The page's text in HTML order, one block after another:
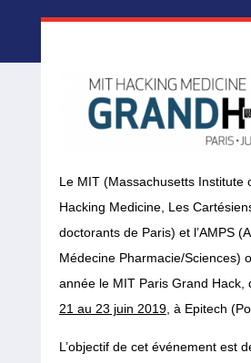
Le MIT (Massachusetts Institute
Hacking Medicine, Les
doctorants de Paris) et l’AMPS
Médecine Pharmacie/Sciences)
année le MIT Paris Grand Hack,
21 au 23 juin 2019, à Epitech
L’objectif de cet événement est